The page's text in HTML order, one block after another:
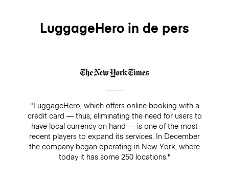
LuggageHero in de pers
"LuggageHero, which offers online booking with a
credit card — thus, eliminating the need for users to
have local currency on hand — is one of the most
recent players to expand its services. In December
the company began operating in New York, where
today it has some 250 locations."